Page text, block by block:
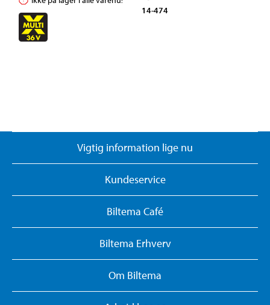
14-474
Vigtig information lige nu
Kundeservice
Biltema Café
Biltema Erhverv
Om Biltema